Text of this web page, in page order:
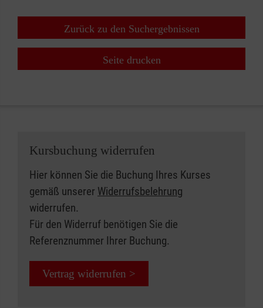
Zurück zu den Suchergebnissen
Seite drucken
Kursbuchung widerrufen
Hier können Sie die Buchung Ihres Kurses
gemäß unserer Widerrufsbelehrung
widerrufen.
Für den Widerruf benötigen Sie die
Referenznummer Ihrer Buchung.
Vertrag widerrufen >